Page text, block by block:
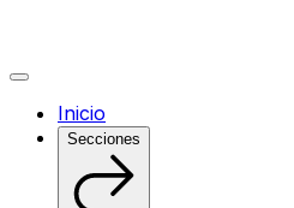
Inicio
Secciones